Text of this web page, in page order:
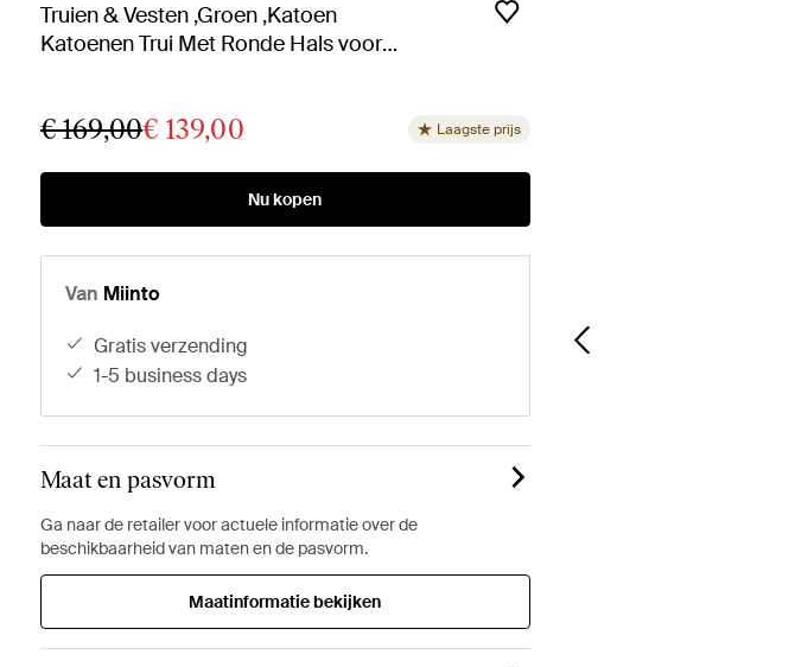
Truien & Vesten ,Groen ,Katoen
Katoenen Trui Met Ronde Hals voor
€ 169,00€ 139,00 Laagste prijs
Nu kopen
Van Miinto
gratis verzending
1-5 business days
Maat en pasvorm
Ga naar de retailer voor actuele informatie over de
beschikbaarheid van maten en de pasvorm.
Maatinformatie bekijken